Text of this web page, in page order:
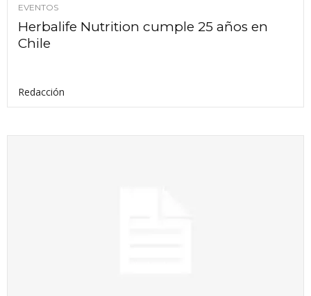
EVENTOS
Herbalife Nutrition cumple 25 años en
Chile
Redacción